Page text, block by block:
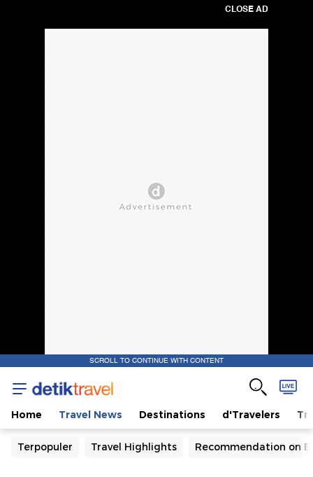
CLOSE AD
SCROLL TO CONTINUE WITH CONTENT
Home Travel News Destinations d'Travelers
Terpopuler Travel Highlights Recommendation on